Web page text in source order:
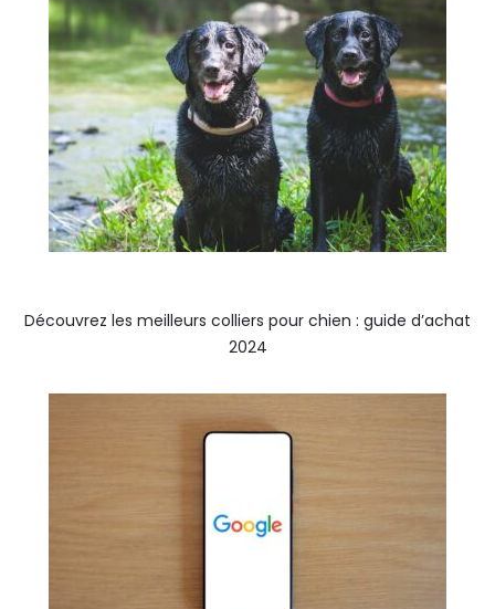
Découvrez les meilleurs colliers pour chien : guide d’achat
2024